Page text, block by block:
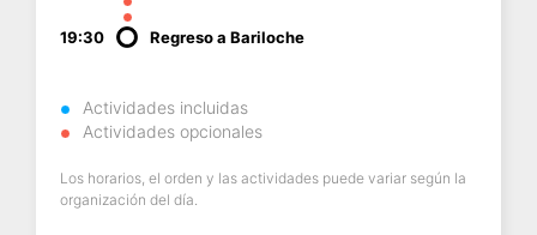
19:30 Regreso a Bariloche
Actividades incluidas
Actividades opcionales
Los horarios, el orden y las actividades puede variar según la
organización del día.